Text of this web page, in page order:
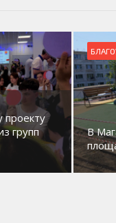
проекту
групп
В